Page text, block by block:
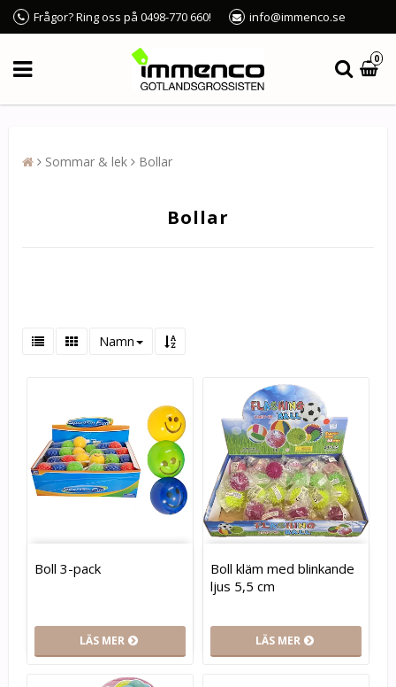
Frågor? Ring oss på 0498-770 660! info@immenco.se
0
Sommar & lek Bollar
Bollar
Namn
Boll 3-pack
LÄS MER
Boll kläm med blinkande
ljus 5,5 cm
LÄS MER